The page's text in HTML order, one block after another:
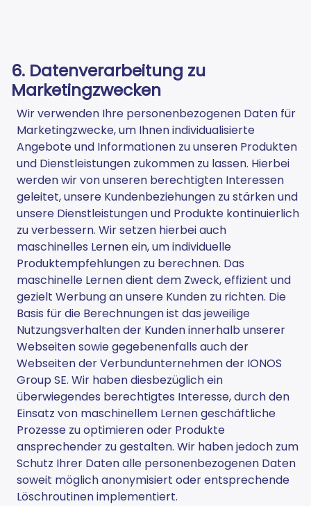
6. Datenverarbeitung zu
Marketingzwecken
Wir verwenden Ihre personenbezogenen Daten für
Marketingzwecke, um Ihnen individualisierte
Angebote und Informationen zu unseren Produkten
und Dienstleistungen zukommen zu lassen. Hierbei
werden wir von unseren berechtigten Interessen
geleitet, unsere Kundenbeziehungen zu stärken und
unsere Dienstleistungen und Produkte kontinuierlich
zu verbessern. Wir setzen hierbei auch
maschinelles Lernen ein, um individuelle
Produktempfehlungen zu berechnen. Das
maschinelle Lernen dient dem Zweck, effizient und
gezielt Werbung an unsere Kunden zu richten. Die
Basis für die Berechnungen ist das jeweilige
Nutzungsverhalten der Kunden innerhalb unserer
Webseiten sowie gegebenenfalls auch der
Webseiten der Verbundunternehmen der IONOS
Group SE. Wir haben diesbezüglich ein
überwiegendes berechtigtes Interesse, durch den
Einsatz von maschinellem Lernen geschäftliche
Prozesse zu optimieren oder Produkte
ansprechender zu gestalten. Wir haben jedoch zum
Schutz Ihrer Daten alle personenbezogenen Daten
soweit möglich anonymisiert oder entsprechende
Löschroutinen implementiert.